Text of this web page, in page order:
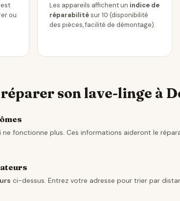
ou
Les appareils affichent un indice de
réparabilitésur 10 (disponibilité
des pièces, facilité de démontage).
son lave-linge à
fonctionne plus. Ces informations aideront le
ci-dessus. Entrez votre adresse pour trier par